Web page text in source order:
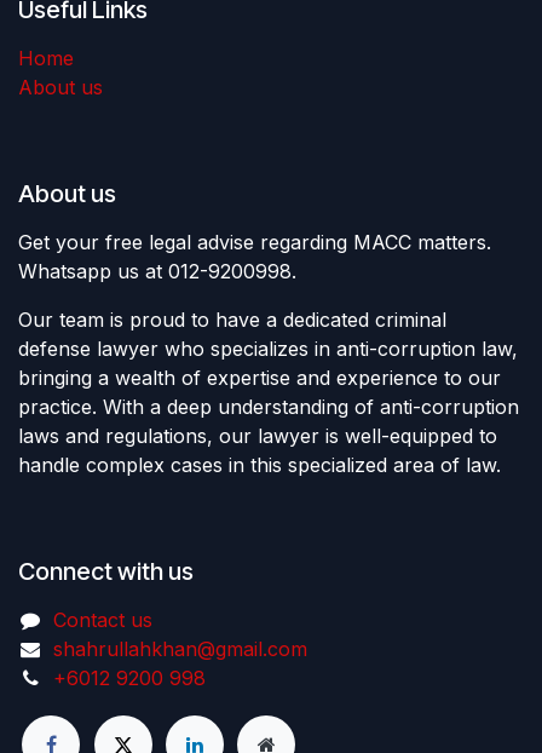
Useful Links
Home
About us
About us
Get your free legal advise regarding MACC matters.
Whatsapp us at 012-9200998.
Our team is proud to have a dedicated criminal
defense lawyer who specializes in anti-corruption law,
bringing a wealth of expertise and experience to our
practice. With a deep understanding of anti-corruption
laws and regulations, our lawyer is well-equipped to
handle complex cases in this specialized area of law.
Connect with us
Contact us
shahrullahkhan@gmail.com
+6012 9200 998